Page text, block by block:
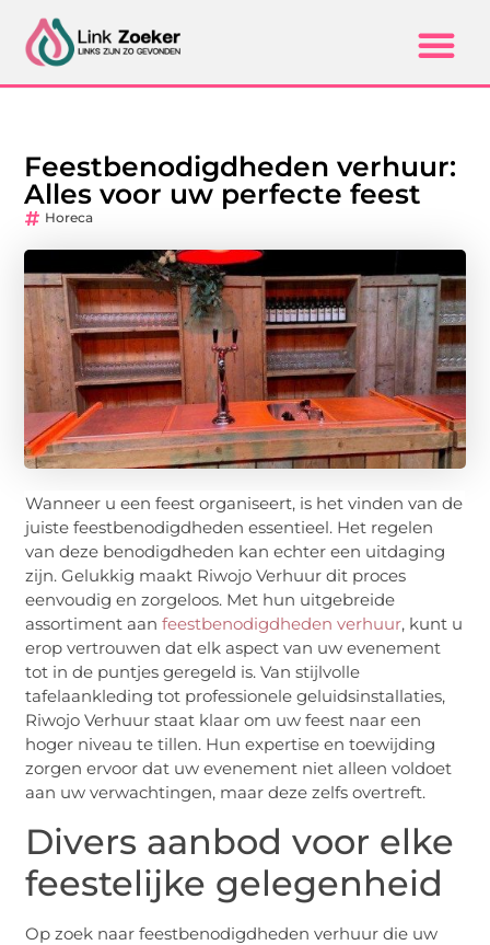
Feestbenodigdheden verhuur:
Alles voor uw perfecte feest
Horeca
Wanneer u een feest organiseert, is het vinden van de
juiste feestbenodigdheden essentieel. Het regelen
van deze benodigdheden kan echter een uitdaging
zijn. Gelukkig maakt Riwojo Verhuur dit proces
eenvoudig en zorgeloos. Met hun uitgebreide
assortiment aanfeestbenodigdheden verhuur, kunt u
erop vertrouwen dat elk aspect van uw evenement
tot in de puntjes geregeld is. Van stijlvolle
tafelaankleding tot professionele geluidsinstallaties,
Riwojo Verhuur staat klaar om uw feest naar een
hoger niveau te tillen. Hun expertise en toewijding
zorgen ervoor dat uw evenement niet alleen voldoet
aan uw verwachtingen, maar deze zelfs overtreft.
Divers aanbod voor elke
feestelijke gelegenheid
Op zoek naar feestbenodigdheden verhuur die uw